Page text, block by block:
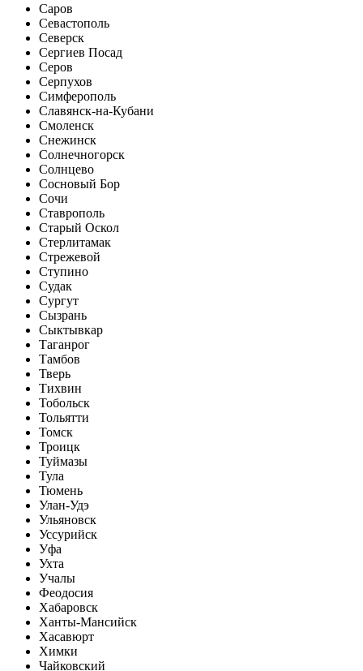
Саров
Севастополь
Северск
Сергиев Посад
Серов
Серпухов
Симферополь
Славянск-на-Кубани
Смоленск
Снежинск
Солнечногорск
Солнцево
Сосновый Бор
Сочи
Ставрополь
Старый Оскол
Стерлитамак
Стрежевой
Ступино
Судак
Сургут
Сызрань
Сыктывкар
Таганрог
Тамбов
Тверь
Тихвин
Тобольск
Тольятти
Томск
Троицк
Туймазы
Тула
Тюмень
Улан-Удэ
Ульяновск
Уссурийск
Уфа
Ухта
Учалы
Феодосия
Хабаровск
Ханты-Мансийск
Хасавюрт
Химки
Чайковский